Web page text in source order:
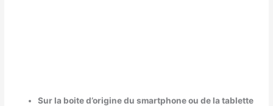
Sur la boite d’origine du smartphone ou de la tablette